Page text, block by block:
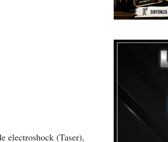
electroshock (Taser),